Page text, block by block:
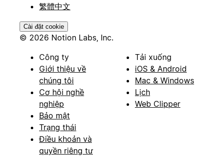
繁體中文
Cài đặt cookie
© 2026 Notion Labs, Inc.
Công ty
Giới thiệu về
chúng tôi
Cơ hội nghề
nghiệp
Bảo mật
Trạng thái
Điều khoản và
quyền riêng tư
Tải xuống
iOS & Android
Mac & Windows
Lịch
Web Clipper